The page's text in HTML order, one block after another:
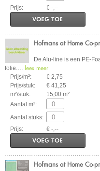
Prijs:
€ -,--
VOEG TOE
Hofmans at Home Co-
De Alu-line is een PE-
folie.… lees meer
Prijs/m²:
€ 2,75
Prijs/stuk:
€ 41,25
m²/stuk:
15,00 m²
Aantal m²:
Aantal stuks:
Prijs:
€ -,--
VOEG TOE
Hofmans at Home Co-